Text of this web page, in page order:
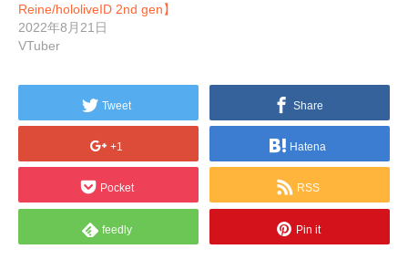
Reine/hololiveID 2nd gen】
2022年8月21日
VTuber
Tweet Share
+1 Hatena
Pocket RSS
feedly Pin it